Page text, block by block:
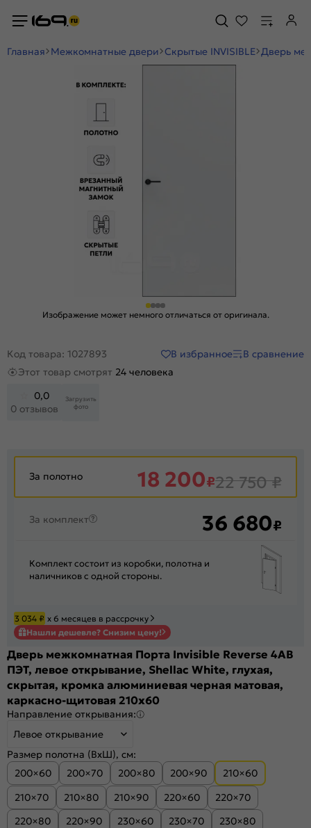
Главная Межкомнатные двери Скрытые INVISIBLE Дверь
Изображение может немного отличаться от оригинала.
Код товара: 1027893 В избранное
В сравнение
Этот товар смотрят 24 человека
0,0
0 отзывов
Загрузить
фото
За полотно 18 200₽22 750₽
За комплект 36 680₽
Комплект состоит из коробки, полотна и
наличников с одной стороны.
3 034 ₽ х 6 месяцев в рассрочку
Нашли дешевле? Снизим цену!
Дверь межкомнатная Порта Invisible Reverse 4AB
ПЭТ, левое открывание, Shellac White, глухая,
скрытая, кромка алюминиевая черная матовая,
каркасно-щитовая 210x60
Направление открывания:
Левое открывание
Размер полотна (ВхШ), см:
200×60
200×70 200×80 200×90
210×60
210×70
210×80 210×90 220×60
220×70
220×80
220×90 230×60 230×70
230×80